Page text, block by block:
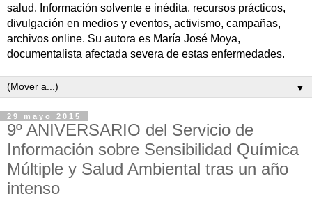
salud. Información solvente e inédita, recursos prácticos,
divulgación en medios y eventos, activismo, campañas,
archivos online. Su autora es María José Moya,
documentalista afectada severa de estas enfermedades.
▼
29 mayo 2015
9º ANIVERSARIO del Servicio de
Información sobre Sensibilidad Química
Múltiple y Salud Ambiental tras un año
intenso